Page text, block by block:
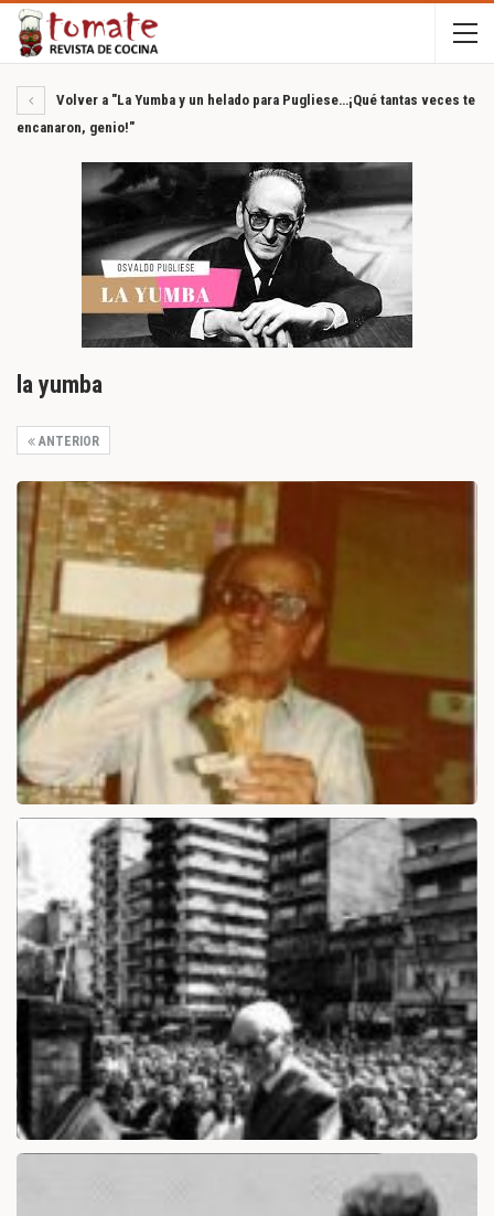
Volver a "La Yumba y un helado para Pugliese…¡Qué tantas veces te
encanaron, genio!"
la yumba
ANTERIOR